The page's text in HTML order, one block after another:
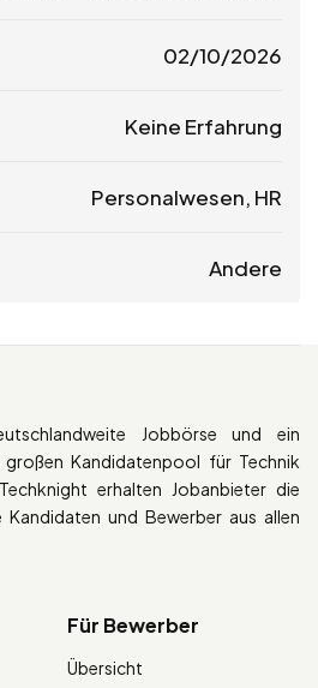
02/10/2026
Keine Erfahrung
Personalwesen, HR
Andere
Jobbörse und ein
Kandidatenpool für Technik
erhalten Jobanbieter die
und Bewerber aus allen
Für Bewerber
Übersicht